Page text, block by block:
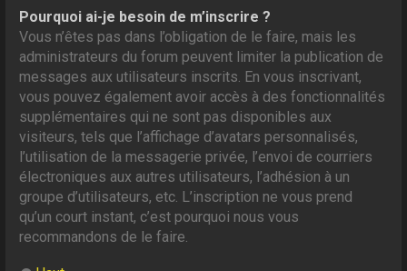
Pourquoi ai-je besoin de m’inscrire ?
Vous n’êtes pas dans l’obligation de le faire, mais les
administrateurs du forum peuvent limiter la publication de
messages aux utilisateurs inscrits. En vous inscrivant,
vous pouvez également avoir accès à des fonctionnalités
supplémentaires qui ne sont pas disponibles aux
visiteurs, tels que l’affichage d’avatars personnalisés,
l’utilisation de la messagerie privée, l’envoi de courriers
électroniques aux autres utilisateurs, l’adhésion à un
groupe d’utilisateurs, etc. L’inscription ne vous prend
qu’un court instant, c’est pourquoi nous vous
recommandons de le faire.